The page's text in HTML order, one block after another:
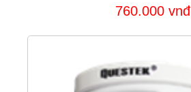
760.000 vnđ